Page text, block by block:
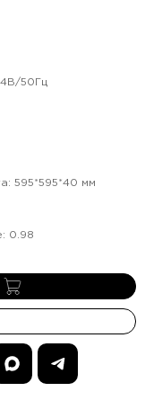
50Гц
: 595*595*40 мм
: 0.98